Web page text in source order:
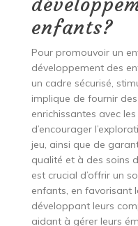
enfants?
Pour promouvoir un
développement des
un cadre sécurisé,
implique de fournir
enrichissantes avec
d’encourager
jeu, ainsi que de
qualité et à des soins
est crucial d’offrir un
enfants, en favorisant
développant leurs
aidant à gérer leurs